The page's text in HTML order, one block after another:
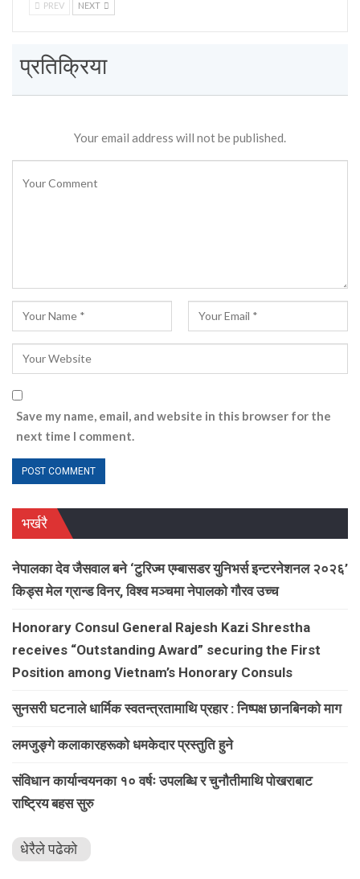
PREV NEXT
प्रतिक्रिया
Your email address will not be published.
Save my name, email, and website in this browser for the
next time I comment.
भर्खरै
नेपालका देव जैसवाल बने ‘टुरिज्म एम्बासडर युनिभर्स इन्टरनेशनल २०२६’
किड्स मेल ग्रान्ड विनर, विश्व मञ्चमा नेपालको गौरव उच्च
Honorary Consul General Rajesh Kazi Shrestha
receives “Outstanding Award” securing the First
Position among Vietnam’s Honorary Consuls
सुनसरी घटनाले धार्मिक स्वतन्त्रतामाथि प्रहार : निष्पक्ष छानबिनको माग
लमजुङ्गे कलाकारहरूकाे धमकेदार प्रस्तुति हुने
संविधान कार्यान्वयनका १० वर्षः उपलब्धि र चुनौतीमाथि पोखराबाट
राष्ट्रिय बहस सुरु
धेरैले पढेको